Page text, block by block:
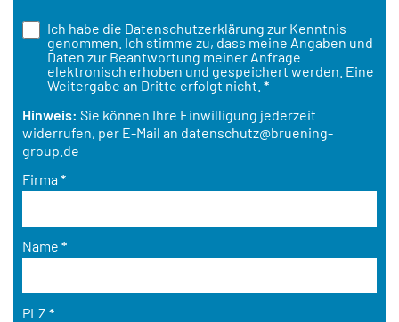
Ich habe die Datenschutzerklärung zur Kenntnis
genommen. Ich stimme zu, dass meine Angaben und
Daten zur Beantwortung meiner Anfrage
elektronisch erhoben und gespeichert werden. Eine
Weitergabe an Dritte erfolgt nicht. *
Hinweis: Sie können Ihre Einwilligung jederzeit
widerrufen, per E-Mail an datenschutz@bruening-
group.de
Firma*
Name *
PLZ *